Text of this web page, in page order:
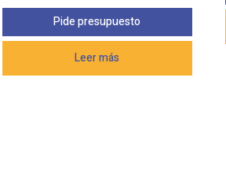
Leer más
Pide presupuesto